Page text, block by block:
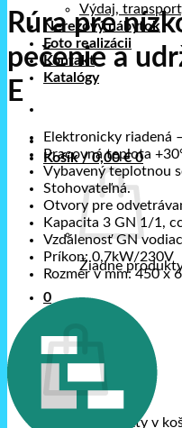
Výdaj,
Nerezový nábytok
Foto realizácii
Kontakt
Katalógy
Košík /0,00€ 0
Žiadne
0
Žiadne produkty v
Rúra pre
pečenie a
E
Elektronicky riadená
Pracovná teplota
Vybavený teplotnou
Stohovateľná.
Otvory pre
Kapacita 3 GN 1/1,
Vzdálenosť GN
Príkon: 0,7kW/230V
Rozmer v mm: 450 x